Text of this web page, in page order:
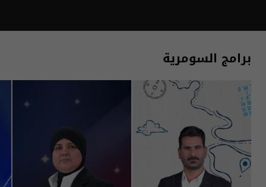
برامج السومرية